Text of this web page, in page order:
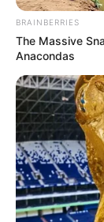
BRAINBERRIES
The Massive
Anacondas